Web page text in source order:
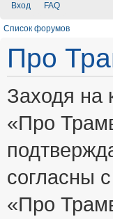
Вход FAQ
Список форумов
Про
Заходя
«Про
согласны
«Про